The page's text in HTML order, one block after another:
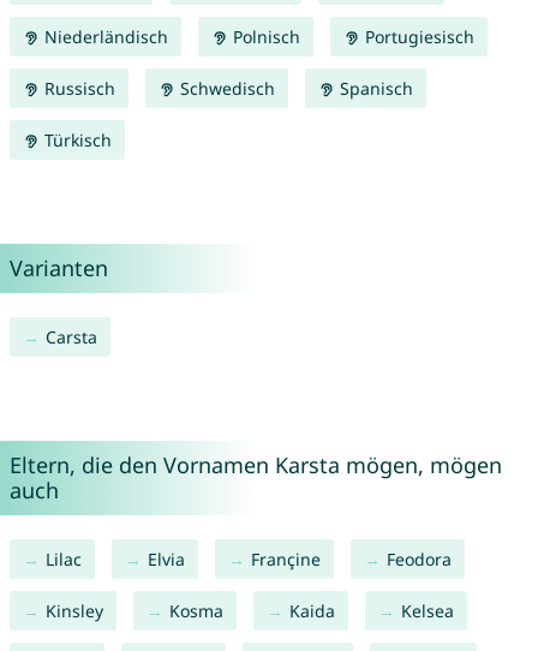
Niederländisch Polnisch Portugiesisch
Russisch Schwedisch Spanisch
Türkisch
Varianten
Carsta
Eltern, die den Vornamen Karsta mögen, mögen
auch
Lilac Elvia Françine Feodora
Kinsley Kosma Kaida Kelsea